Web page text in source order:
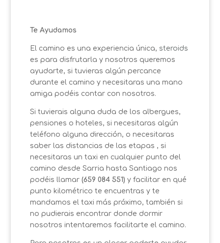
Te Ayudamos
El camino es una experiencia única, steroids
es para disfrutarla y nosotros queremos
ayudarte, si tuvieras algún percance
durante el camino y necesitaras una mano
amiga podéis contar con nosotros.
Si tuvierais alguna duda de los albergues,
pensiones o hoteles, si necesitaras algún
teléfono alguna dirección, o necesitaras
saber las distancias de las etapas , si
necesitaras un taxi en cualquier punto del
camino desde Sarria hasta Santiago nos
podéis llamar (659 084 551) y facilitar en qué
punto kilométrico te encuentras y te
mandamos el taxi más próximo, también si
no pudierais encontrar donde dormir
nosotros intentaremos facilitarte el camino.